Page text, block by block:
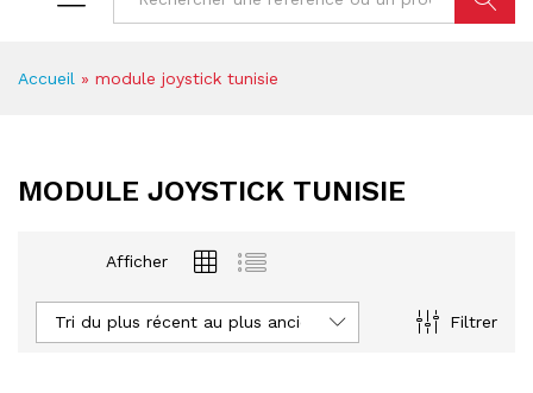
Accueil » module joystick tunisie
MODULE JOYSTICK TUNISIE
Afficher
Filtrer
Tri du plus récent au plus ancien